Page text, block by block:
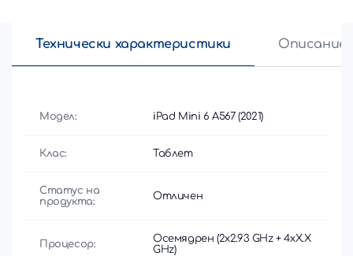
Технически характеристики Описание
Модел: iPad Mini 6 A567 (2021)
Клас: Таблет
Статус на
продукта:
Отличен
Процесор:
Осемядрен (2x2.93 GHz + 4xX.X
GHz)